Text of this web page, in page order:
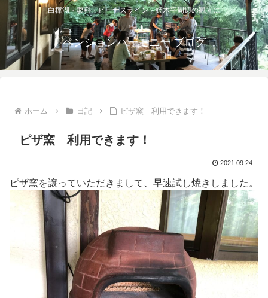
白樺湖・蓼科・ビーナスライン・姫木平周辺の観光に
ペンションハーモニー ブログ
ホーム 日記 ピザ窯 利用できます！
ピザ窯 利用できます！
2021.09.24
ピザ窯を譲っていただきまして、早速試し焼きしました。